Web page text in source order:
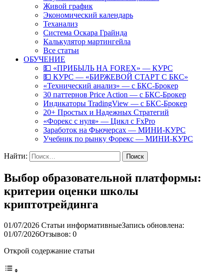
Живой график
Экономический календарь
Теханализ
Система Оскара Грайнда
Калькулятор мартингейла
Все статьи
ОБУЧЕНИЕ
💵 «ПРИБЫЛЬ НА FOREX» — КУРС
💵 КУРС — «БИРЖЕВОЙ СТАРТ С БКС»
«Технический анализ» — с БКС-Брокер
30 паттернов Price Action — с БКС-Брокер
Индикаторы TradingView — с БКС-Брокер
20+ Простых и Надежных Стратегий
«Форекс с нуля» — Цикл с FxPro
Заработок на Фьючерсах — МИНИ-КУРС
Учебник по рынку Форекс — МИНИ-КУРС
Найти:
Выбор образовательной платформы:
критерии оценки школы
криптотрейдинга
01/07/2026 Статьи информативныеЗапись обновлена:
01/07/2026Отзывов: 0
Открой содержание статьи